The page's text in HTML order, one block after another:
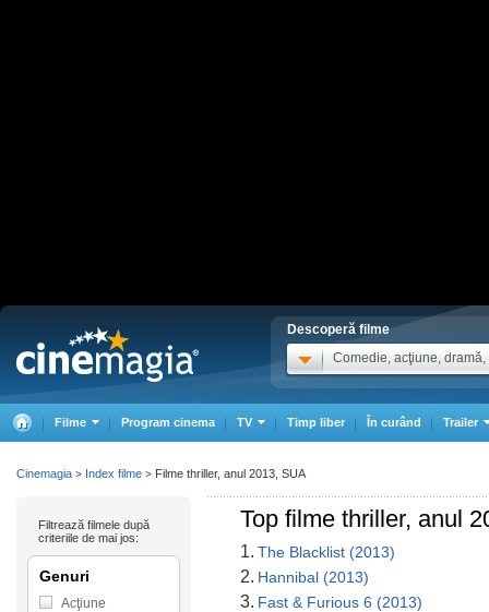
Descoperă filme
Comedie, acţiune, dramă,
Filme Program cinema TV Timp liber În curând Trailer
Top filme thriller, anul
1. The Blacklist (2013)
2. Hannibal (2013)
3. Fast & Furious 6 (2013)
Filtrează filmele după
criteriile de mai jos:
Genuri
Acţiune
Cinemagia > Index filme > Filme thriller, anul 2013, SUA